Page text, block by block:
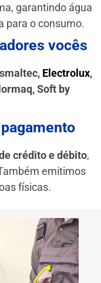
garantindo água
para o consumo.
vocês
Electrolux,
Soft by
crédito e débito,
emitimos
físicas.